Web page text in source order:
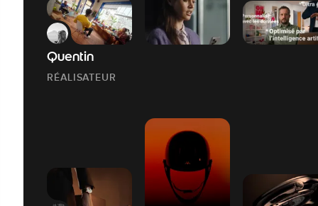
Quentin
RÉALISATEUR